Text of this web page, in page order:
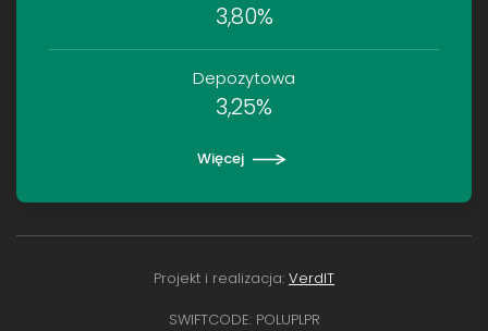
3,80%
Depozytowa
3,25%
Więcej
Projekt i realizacja: VerdIT
SWIFTCODE: POLUPLPR